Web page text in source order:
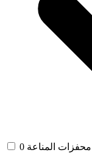
محفزات المناعة 0